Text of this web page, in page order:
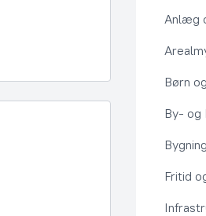
Anlæg
Børn
By- og
Fritid